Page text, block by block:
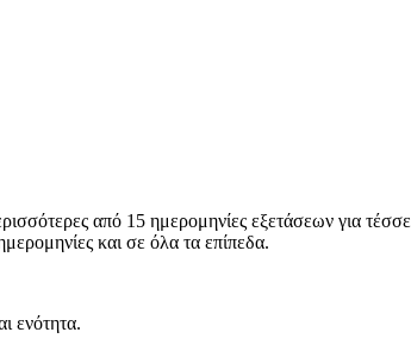
από 15 ημερομηνίες εξετάσεων για
και σε όλα τα επίπεδα.
ενότητα.